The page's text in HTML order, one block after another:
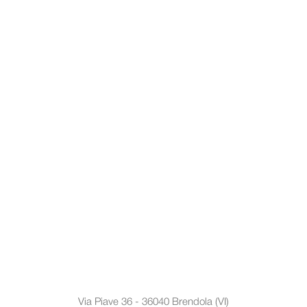
Via Piave 36 - 36040 Brendola (VI)